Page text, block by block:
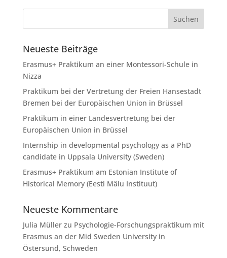
Neueste Beiträge
Erasmus+ Praktikum an einer Montessori-Schule in
Nizza
Praktikum bei der Vertretung der Freien Hansestadt
Bremen bei der Europäischen Union in Brüssel
Praktikum in einer Landesvertretung bei der
Europäischen Union in Brüssel
Internship in developmental psychology as a PhD
candidate in Uppsala University (Sweden)
Erasmus+ Praktikum am Estonian Institute of
Historical Memory (Eesti Mälu Instituut)
Neueste Kommentare
Julia Müllerzu Psychologie-Forschungspraktikum mit
Erasmus an der Mid Sweden University in
Östersund, Schweden